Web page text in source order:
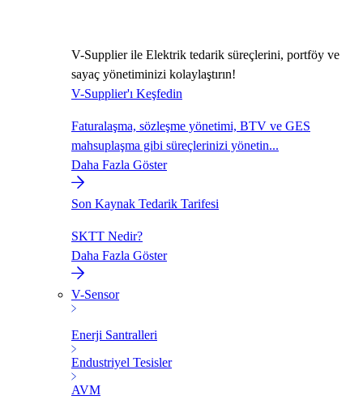
V-Supplier ile Elektrik tedarik süreçlerini, portföy ve
sayaç yönetiminizi kolaylaştırın!
V-Supplier'ı Keşfedin
Faturalaşma, sözleşme yönetimi, BTV ve GES
mahsuplaşma gibi süreçlerinizi yönetin...
Daha Fazla Göster
Son Kaynak Tedarik Tarifesi
SKTT Nedir?
Daha Fazla Göster
V-Sensor
Enerji Santralleri
Endustriyel Tesisler
AVM